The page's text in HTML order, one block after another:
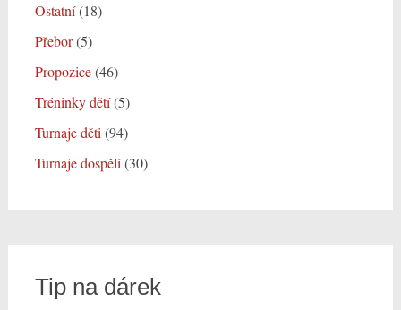
Ostatní(18)
Přebor(5)
Propozice(46)
Tréninky dětí(5)
Turnaje děti (94)
Turnaje dospělí(30)
Tip na dárek